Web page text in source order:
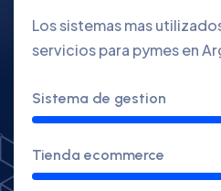
Los sistemas mas
servicios para pymes en
Sistema de gestion
Tienda ecommerce